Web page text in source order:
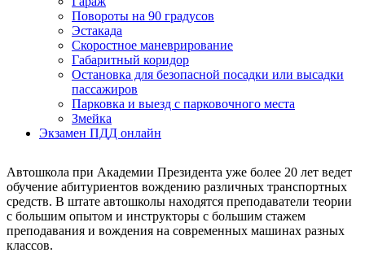
Повороты на 90 градусов
Эстакада
Скоростное маневрирование
Габаритный коридор
Остановка для безопасной посадки или высадки
пассажиров
Парковка и выезд с парковочного места
Змейка
Экзамен ПДД онлайн
Автошкола при Академии Президента уже более 20 лет ведет
обучение абитуриентов вождению различных транспортных
средств. В штате автошколы находятся преподаватели теории
с большим опытом и инструкторы с большим стажем
преподавания и вождения на современных машинах разных
классов.